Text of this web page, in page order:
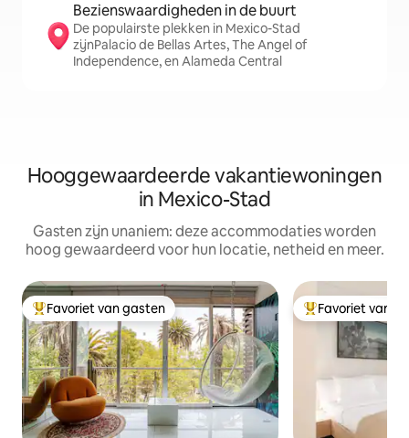
Bezienswaardigheden in de buurt
De populairste plekken in Mexico-Stad
zijnPalacio de Bellas Artes, The Angel of
Independence, en Alameda Central
Hooggewaardeerde vakantiewoningen
in Mexico-Stad
Gasten zijn unaniem: deze accommodaties worden
hoog gewaardeerd voor hun locatie, netheid en meer.
Topfavoriet van gasten
Favoriet van gasten Topfavoriet van
Favoriet van